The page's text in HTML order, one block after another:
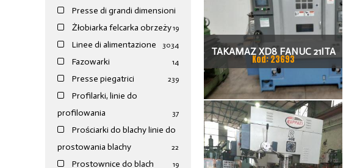
Presse di grandi dimensioni
19
Żłobiarka felcarka obrzeży
34
Linee di alimentazione 30
Fazowarki 14
Presse piegatrici 239
Profilarki, linie do
profilowania
37
Prościarki do blachy linie do
prostowania blachy
22
Prostownice do blach 19
TAKAMAZ XD8 FANUC 21ITA
TOKARKA CNC
Kod: 23693